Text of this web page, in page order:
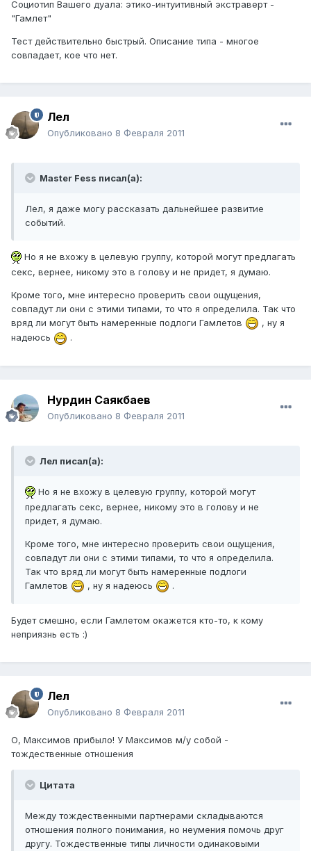
Социотип Вашего дуала: этико-интуитивный экстраверт -
"Гамлет"
Тест действительно быстрый. Описание типа - многое
совпадает, кое что нет.
Лел
Опубликовано 8 Февраля 2011
Master Fess писал(а):
Лел, я даже могу рассказать дальнейшее развитие
событий.
Но я не вхожу в целевую группу, которой могут предлагать
секс, вернее, никому это в голову и не придет, я думаю.
Кроме того, мне интересно проверить свои ощущения,
совпадут ли они с этими типами, то что я определила. Так что
вряд ли могут быть намеренные подлоги Гамлетов
, ну я
надеюсь
.
Нурдин Саякбаев
Опубликовано 8 Февраля 2011
Лел писал(а):
Но я не вхожу в целевую группу, которой могут
предлагать секс, вернее, никому это в голову и не
придет, я думаю.
Кроме того, мне интересно проверить свои ощущения,
совпадут ли они с этими типами, то что я определила.
Так что вряд ли могут быть намеренные подлоги
Гамлетов
, ну я надеюсь .
Будет смешно, если Гамлетом окажется кто-то, к кому
неприязнь есть :)
Лел
Опубликовано 8 Февраля 2011
О, Максимов прибыло! У Максимов м/у собой -
тождественные отношения
Цитата
Между тождественными партнерами складываются
отношения полного понимания, но неумения помочь друг
другу. Тождественные типы личности одинаковыми